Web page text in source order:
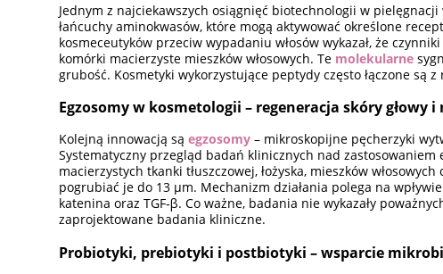
Jednym z najciekawszych osiągnięć biotechnologii w pielęgnacji
łańcuchy aminokwasów, które mogą aktywować określone
kosmeceutyków przeciw wypadaniu włosów wykazał, że
komórki macierzyste mieszków włosowych. Te molekularne
grubość. Kosmetyki wykorzystujące peptydy często łączone są
Egzosomy w kosmetologii – regeneracja skóry głowy
Kolejną innowacją sąegzosomy – mikroskopijne pęcherzyki
Systematyczny przegląd badań klinicznych nad zastosowaniem
macierzystych tkanki tłuszczowej, łożyska, mieszków
pogrubiać je do 13 µm. Mechanizm działania polega na
katenina oraz TGF‑β. Co ważne, badania nie wykazały
zaprojektowane badania kliniczne.
Probiotyki, prebiotyki i postbiotyki – wsparcie